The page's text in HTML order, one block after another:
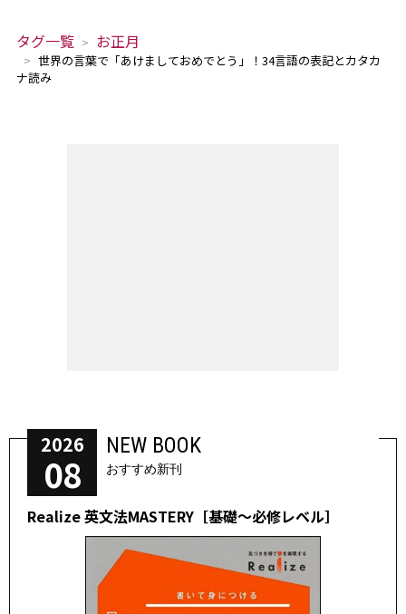
タグ一覧 お正月
世界の言葉で「あけましておめでとう」！34言語の表記とカタカ
ナ読み
2026
08
NEW BOOK
おすすめ新刊
Realize 英文法MASTERY［基礎～必修レベル］